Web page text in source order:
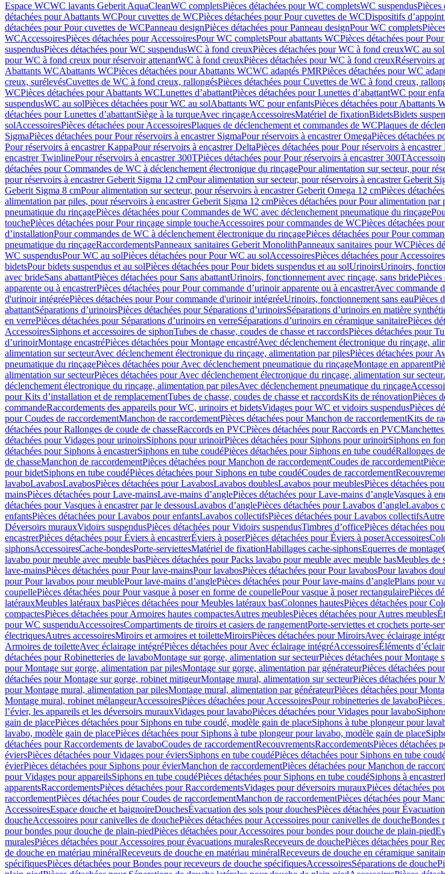
Espace WCWC lavants Geberit AquaCleanWC completsPièces détachées pour WC completsWC suspendusPièces
détachées pour Abattants WCPour cuvettes de WCPièces détachées pour Pour cuvettes de WCDispositifs
détachées pour Pour cuvettes de WCPanneau designPièces détachées pour Panneau designPour WC complets
WCAccessoiresPièces détachées pour AccessoiresPour WC completsPour abattants WCPièces détachées pour
suspendusPièces détachées pour WC suspendusWC à fond creuxPièces détachées pour WC à fond creuxWC au sol
pour WC à fond creux pour réservoir attenantWC à fond creuxPièces détachées pour WC à fond creuxRéservoirs
Abattants WCAbattants WCPièces détachées pour Abattants WCWC adaptés PMRPièces détachées pour WC
creux, surélevésCuvettes de WC à fond creux, rallongésPièces détachées pour Cuvettes de WC à fond creux,
WCPièces détachées pour Abattants WCLunettes d’abattantPièces détachées pour Lunettes d’abattantWC pour
suspendusWC au solPièces détachées pour WC au solAbattants WC pour enfantsPièces détachées pour Abattants
détachées pour Lunettes d’abattantSiège à la turqueAvec rinçageAccessoiresMatériel de fixationBidetsBidets
solAccessoiresPièces détachées pour AccessoiresPlaques de déclenchement et commandes de WCPlaques de
SigmaPièces détachées pour Pour réservoirs à encastrer SigmaPour réservoirs à encastrer OmegaPièces détachées
Pour réservoirs à encastrer KappaPour réservoirs à encastrer DeltaPièces détachées pour Pour réservoirs à encastrer
encastrer TwinlinePour réservoirs à encastrer 300TPièces détachées pour Pour réservoirs à encastrer 300T
détachées pour Commandes de WC à déclenchement électronique du rinçagePour alimentation sur secteur, pour
pour réservoirs à encastrer Geberit Sigma 12 cmPour alimentation sur secteur, pour réservoirs à encastrer Geberit
Geberit Sigma 8 cmPour alimentation sur secteur, pour réservoirs à encastrer Geberit Omega 12 cmPièces
alimentation par piles, pour réservoirs à encastrer Geberit Sigma 12 cmPièces détachées pour Pour alimentation
pneumatique du rinçagePièces détachées pour Commandes de WC avec déclenchement pneumatique du rinçage
touchePièces détachées pour Pour rinçage simple toucheAccessoires pour commandes de WCPièces détachées
d’installationPour commandes de WC à déclenchement électronique du rinçagePièces détachées pour Pour
pneumatique du rinçageRaccordementsPanneaux sanitaires Geberit MonolithPanneaux sanitaires pour WCPièces
WC suspendusPour WC au solPièces détachées pour Pour WC au solAccessoiresPièces détachées pour Accessoires
bidetsPour bidets suspendus et au solPièces détachées pour Pour bidets suspendus et au solUrinoirsUrinoirs,
avec brideSans abattantPièces détachées pour Sans abattantUrinoirs, fonctionnement avec rinçage, sans bride
apparente ou à encastrerPièces détachées pour Pour commande d’urinoir apparente ou à encastrerAvec commande
d'urinoir intégréePièces détachées pour Pour commande d'urinoir intégréeUrinoirs, fonctionnement sans eauPièces
abattantSéparations d’urinoirsPièces détachées pour Séparations d’urinoirsSéparations d’urinoirs en matière
en verrePièces détachées pour Séparations d’urinoirs en verreSéparations d’urinoirs en céramique sanitairePièces
AccessoiresSiphons et accessoires de siphonTubes de chasse, coudes de chasse et raccordsPièces détachées pour
dʼurinoirMontage encastréPièces détachées pour Montage encastréAvec déclenchement électronique du rinçage,
alimentation sur secteurAvec déclenchement électronique du rinçage, alimentation par pilesPièces détachées pour
pneumatique du rinçagePièces détachées pour Avec déclenchement pneumatique du rinçageMontage en apparent
alimentation sur secteurPièces détachées pour Avec déclenchement électronique du rinçage, alimentation sur secteur
déclenchement électronique du rinçage, alimentation par pilesAvec déclenchement pneumatique du rinçage
pour Kits d’installation et de remplacementTubes de chasse, coudes de chasse et raccordsKits de rénovationPièces
commandeRaccordements des appareils pour WC, urinoirs et bidetsVidages pour WC et vidoirs suspendusPièces
pour Coudes de raccordementManchon de raccordementPièces détachées pour Manchon de raccordementKits de
détachées pour Rallonges de coude de chasseRaccords en PVCPièces détachées pour Raccords en PVC
détachées pour Vidages pour urinoirsSiphons pour urinoirPièces détachées pour Siphons pour urinoirSiphons en
détachées pour Siphons à encastrerSiphons en tube coudéPièces détachées pour Siphons en tube coudéRallonges
de chasseManchon de raccordementPièces détachées pour Manchon de raccordementCoudes de raccordement
pour bidetSiphons en tube coudéPièces détachées pour Siphons en tube coudéCoudes de raccordement
lavaboLavabosLavabosPièces détachées pour LavabosLavabos doublesLavabos pour meublesPièces détachées
mainsPièces détachées pour Lave-mainsLave-mains d’anglePièces détachées pour Lave-mains d’angleVasques à
détachées pour Vasques à encastrer par le dessousLavabos d’anglePièces détachées pour Lavabos d’angleLavabos
enfantsPièces détachées pour Lavabos pour enfantsLavabos collectifsPièces détachées pour Lavabos collectifs
Déversoirs murauxVidoirs suspendusPièces détachées pour Vidoirs suspendusTimbres dʼofficePièces détachées
encastrerPièces détachées pour Éviers à encastrerÉviers à poserPièces détachées pour Éviers à poserAccessoires
siphonsAccessoiresCache-bondesPorte-serviettesMatériel de fixationHabillages cache-siphonsEquerres de montage
lavabo pour meuble avec meuble basPièces détachées pour Packs lavabo pour meuble avec meuble basMeubles de
lave-mainsPièces détachées pour Pour lave-mainsPour lavabosPièces détachées pour Pour lavabosPour lavabos
pour Pour lavabos pour meublePour lave-mains d’anglePièces détachées pour Pour lave-mains d’anglePlans pour
coupellePièces détachées pour Pour vasque à poser en forme de coupellePour vasque à poser rectangulairePièces
latérauxMeubles latéraux basPièces détachées pour Meubles latéraux basColonnes hautesPièces détachées pour
compactesPièces détachées pour Armoires hautes compactesAutres meublesPièces détachées pour Autres meubles
pour WC suspenduAccessoiresCompartiments de tiroirs et casiers de rangementPorte-serviettes et crochets porte-
électriquesAutres accessoiresMiroirs et armoires et toiletteMiroirsPièces détachées pour MiroirsAvec éclairage
Armoires de toiletteAvec éclairage intégréPièces détachées pour Avec éclairage intégréAccessoiresÉléments
détachées pour Robinetteries de lavaboMontage sur gorge, alimentation sur secteurPièces détachées pour Montage
pour Montage sur gorge, alimentation par pilesMontage sur gorge, alimentation par générateurPièces détachées
détachées pour Montage sur gorge, robinet mitigeurMontage mural, alimentation sur secteurPièces détachées pour
pour Montage mural, alimentation par pilesMontage mural, alimentation par générateurPièces détachées pour
Montage mural, robinet mélangeurAccessoiresPièces détachées pour AccessoiresPour robinetteries de lavabo
l’évier, les appareils et les déversoirs murauxVidages pour lavaboPièces détachées pour Vidages pour lavabo
gain de placePièces détachées pour Siphons en tube coudé, modèle gain de placeSiphons à tube plongeur pour
lavabo, modèle gain de placePièces détachées pour Siphons à tube plongeur pour lavabo, modèle gain de place
détachées pour Raccordements de lavaboCoudes de raccordementRecouvrementsRaccordementsPièces détachées
éviersPièces détachées pour Vidages pour éviersSiphons en tube coudéPièces détachées pour Siphons en tube
évierPièces détachées pour Siphons pour évierManchon de raccordementPièces détachées pour Manchon de
pour Vidages pour appareilsSiphons en tube coudéPièces détachées pour Siphons en tube coudéSiphons à encastrer
apparentsRaccordementsPièces détachées pour RaccordementsVidages pour déversoirs murauxPièces détachées
raccordementPièces détachées pour Coudes de raccordementManchon de raccordementPièces détachées pour
AccessoiresEspace douche et baignoireDouchesÉvacuation des sols pour douchesPièces détachées pour
doucheAccessoires pour canivelles de douchePièces détachées pour Accessoires pour canivelles de doucheBondes
pour bondes pour douche de plain-piedPièces détachées pour Accessoires pour bondes pour douche de plain-pied
muralesPièces détachées pour Accessoires pour évacuations muralesReceveurs de douchePièces détachées pour
de douche en matériau minéralReceveurs de douche en matériau minéralReceveurs de douche en céramique
spécifiquesPièces détachées pour Bondes pour receveurs de douche spécifiquesAccessoiresSéparations de douche